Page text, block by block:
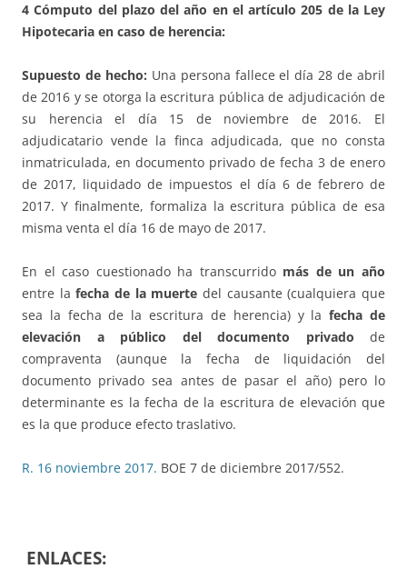
4Cómputo del plazo del año en el artículo 205 de la Ley
Hipotecaria en caso de herencia:
Supuesto de hecho: Una persona fallece el día 28 de abril
de 2016 y se otorga la escritura pública de adjudicación de
su herencia el día 15 de noviembre de 2016. El
adjudicatario vende la finca adjudicada, que no consta
inmatriculada, en documento privado de fecha 3 de enero
de 2017, liquidado de impuestos el día 6 de febrero de
2017. Y finalmente, formaliza la escritura pública de esa
misma venta el día 16 de mayo de 2017.
En el caso cuestionado ha transcurrido más de un año
entre lafecha de la muerte del causante (cualquiera que
sea la fecha de la escritura de herencia) y lafecha de
elevación a público del documento privado de
compraventa (aunque la fecha de liquidación del
documento privado sea antes de pasar el año) pero lo
determinante es la fecha de la escritura de elevación que
es la que produce efecto traslativo.
R. 16 noviembre 2017. BOE 7 de diciembre 2017/552.
ENLACES: